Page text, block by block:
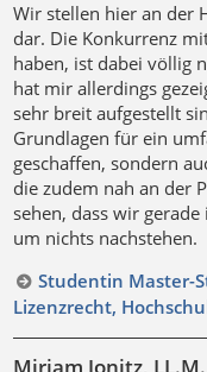
Wir stellen hier an der
dar. Die Konkurrenz
haben, ist dabei völlig
hat mir allerdings
sehr breit aufgestellt
Grundlagen für ein
geschaffen, sondern
die zudem nah an der
sehen, dass wir
um nichts nachstehen.
Studentin Master-
Lizenzrecht,
Miriam Jonitz,